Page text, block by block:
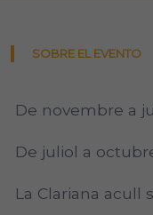
SOBRE EL EVENTO
De novembre a
De juliol a
La Clariana acull